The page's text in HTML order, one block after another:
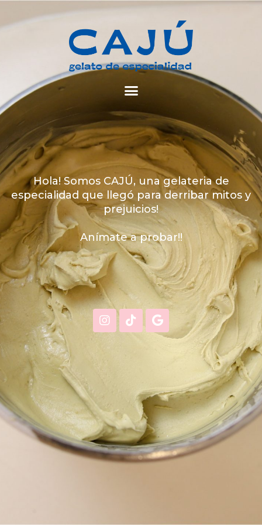
Hola! Somos CAJÚ, una gelateria de
especialidad que llegó para derribar mitos y
prejuicios!
Anímate a probar!!